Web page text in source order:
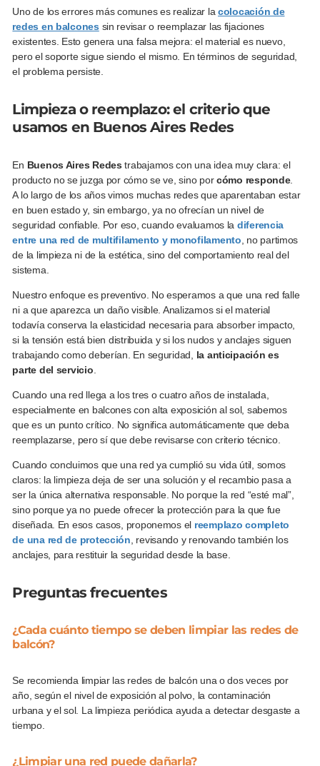
Uno de los errores más comunes es realizar la colocación de
redes en balcones sin revisar o reemplazar las fijaciones
existentes. Esto genera una falsa mejora: el material es nuevo,
pero el soporte sigue siendo el mismo. En términos de seguridad,
el problema persiste.
Limpieza o reemplazo: el criterio que
usamos en Buenos Aires Redes
En Buenos Aires Redes trabajamos con una idea muy clara: el
producto no se juzga por cómo se ve, sino porcómo responde.
A lo largo de los años vimos muchas redes que aparentaban estar
en buen estado y, sin embargo, ya no ofrecían un nivel de
seguridad confiable. Por eso, cuando evaluamos la diferencia
entre una red de multifilamento y monofilamento , no partimos
de la limpieza ni de la estética, sino del comportamiento real del
sistema.
Nuestro enfoque es preventivo. No esperamos a que una red falle
ni a que aparezca un daño visible. Analizamos si el material
todavía conserva la elasticidad necesaria para absorber impacto,
si la tensión está bien distribuida y si los nudos y anclajes siguen
trabajando como deberían. En seguridad, la anticipación es
parte del servicio
Cuando una red llega a los tres o cuatro años de instalada,
especialmente en balcones con alta exposición al sol, sabemos
que es un punto crítico. No significa automáticamente que deba
reemplazarse, pero sí que debe revisarse con criterio técnico.
Cuando concluimos que una red ya cumplió su vida útil, somos
claros: la limpieza deja de ser una solución y el recambio pasa a
ser la única alternativa responsable. No porque la red “esté mal”,
sino porque ya no puede ofrecer la protección para la que fue
diseñada. En esos casos, proponemos el reemplazo completo
de una red de protección , revisando y renovando también los
anclajes, para restituir la seguridad desde la base.
Preguntas frecuentes
¿Cada cuánto tiempo se deben limpiar las redes de
balcón?
Se recomienda limpiar las redes de balcón una o dos veces por
año, según el nivel de exposición al polvo, la contaminación
urbana y el sol. La limpieza periódica ayuda a detectar desgaste a
tiempo.
¿Limpiar una red puede dañarla?